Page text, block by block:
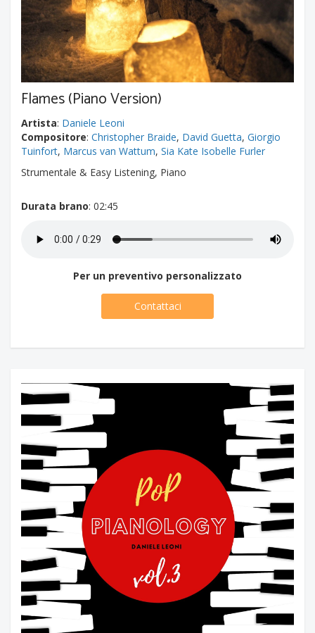
Flames (Piano Version)
Artista: Daniele Leoni
Compositore: Christopher Braide, David Guetta, Giorgio
Tuinfort, Marcus van Wattum, Sia Kate Isobelle Furler
Strumentale & Easy Listening, Piano
Durata brano: 02:45
Per un preventivo personalizzato
Contattaci